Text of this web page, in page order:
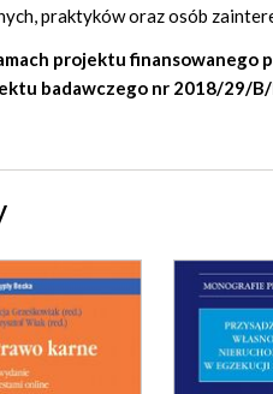
praktyków oraz osób
projektu finansowanego
badawczego nr 2018/29/